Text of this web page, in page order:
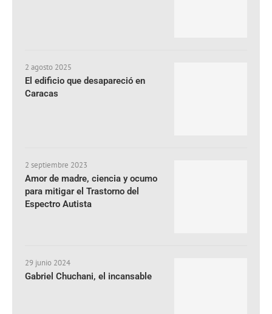
2 agosto 2025
El edificio que desapareció en
Caracas
2 septiembre 2023
Amor de madre, ciencia y ocumo
para mitigar el Trastorno del
Espectro Autista
29 junio 2024
Gabriel Chuchani, el incansable